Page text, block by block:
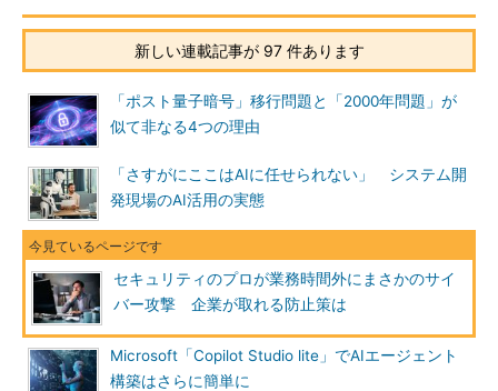
新しい連載記事が 97 件あります
「ポスト量子暗号」移行問題と「2000年問題」が
似て非なる4つの理由
「さすがにここはAIに任せられない」 システム開
発現場のAI活用の実態
セキュリティのプロが業務時間外にまさかのサイ
バー攻撃 企業が取れる防止策は
Microsoft「Copilot Studio lite」でAIエージェント
構築はさらに簡単に